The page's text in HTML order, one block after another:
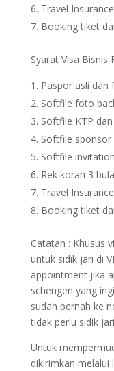
Travel
Booking tiket
Syarat Visa Bisnis
Paspor asli dan
Softfile foto
Softfile KTP
Softfile
Softfile
Rek koran 3
Travel
Booking tiket
Catatan : Khusus
untuk sidik jari di
appointment jika
schengen yang
sudah pernah ke
tidak perlu sidik
Untuk
dikirimkan melalui